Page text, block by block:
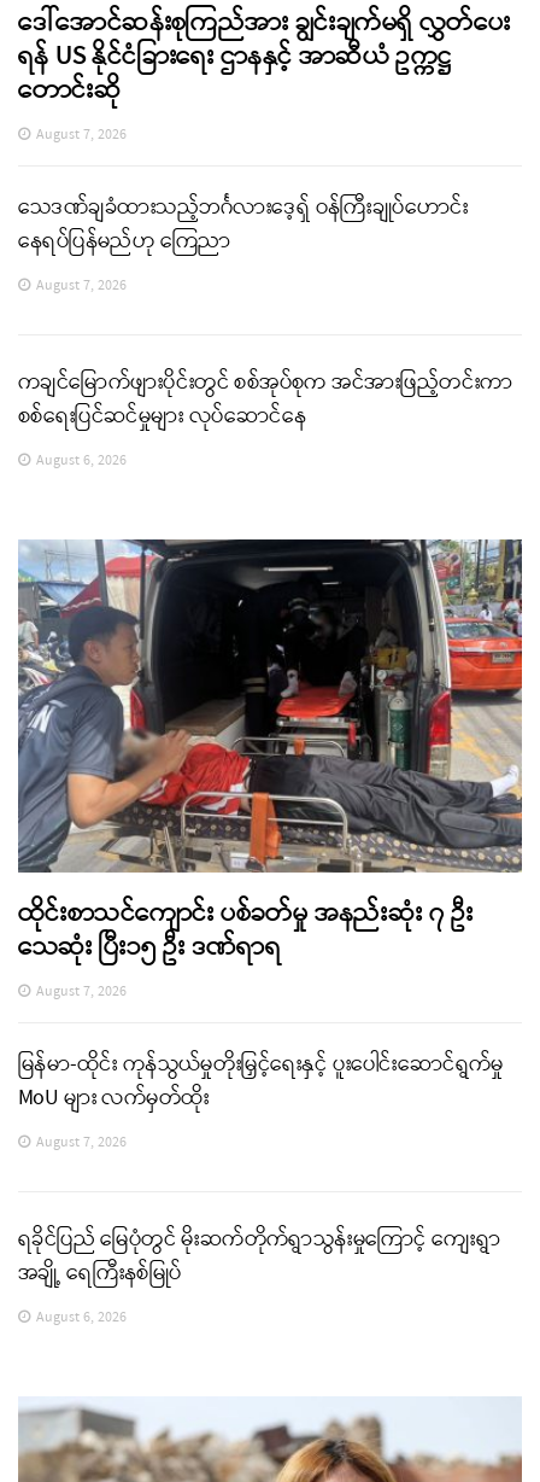
ဒေါ်အောင်ဆန်းစုကြည်အား ချွင်းချက်မရှိ လွှတ်ပေး
ရန် US နိုင်ငံခြားရေး ဌာနနှင့် အာဆီယံ ဥက္ကဋ္ဌ
တောင်းဆို
August 7, 2026
သေဒဏ်ချခံထားသည့်ဘင်္ဂလားဒေ့ရှ် ဝန်ကြီးချုပ်ဟောင်း
နေရပ်ပြန်မည်ဟု ကြေညာ
August 7, 2026
ကချင်မြောက်ဖျားပိုင်းတွင် စစ်အုပ်စုက အင်အားဖြည့်တင်းကာ
စစ်ရေးပြင်ဆင်မှုများ လုပ်ဆောင်နေ
August 6, 2026
ထိုင်းစာသင်ကျောင်း ပစ်ခတ်မှု အနည်းဆုံး ၇ ဦး
သေဆုံး ပြီး၁၅ ဦး ဒဏ်ရာရ
August 7, 2026
မြန်မာ-ထိုင်း ကုန်သွယ်မှုတိုးမြှင့်ရေးနှင့် ပူးပေါင်းဆောင်ရွက်မှု
MoU များ လက်မှတ်ထိုး
August 7, 2026
ရခိုင်ပြည် မြေပုံတွင် မိုးဆက်တိုက်ရွာသွန်းမှုကြောင့် ကျေးရွာ
အချို့ ရေကြီးနစ်မြုပ်
August 6, 2026